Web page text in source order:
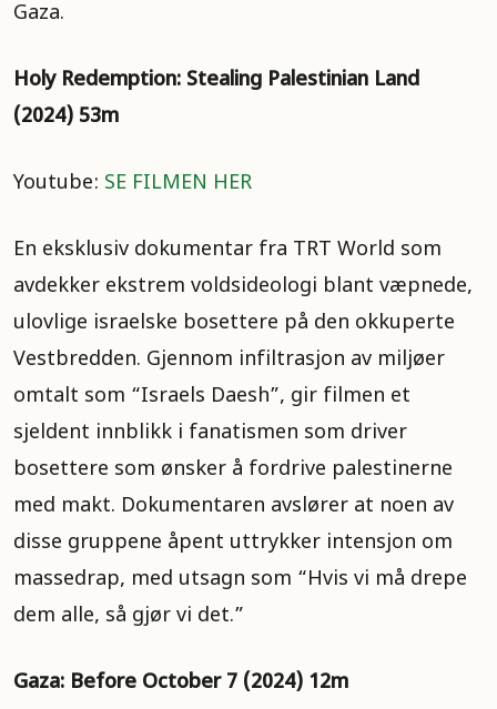
Gaza.
Holy Redemption: Stealing Palestinian Land
(2024) 53m
Youtube: SE FILMEN HER
En eksklusiv dokumentar fra TRT World som
avdekker ekstrem voldsideologi blant væpnede,
ulovlige israelske bosettere på den okkuperte
Vestbredden. Gjennom infiltrasjon av miljøer
omtalt som “Israels Daesh”, gir filmen et
sjeldent innblikk i fanatismen som driver
bosettere som ønsker å fordrive palestinerne
med makt. Dokumentaren avslører at noen av
disse gruppene åpent uttrykker intensjon om
massedrap, med utsagn som “Hvis vi må drepe
dem alle, så gjør vi det.”
Gaza: Before October 7 (2024) 12m